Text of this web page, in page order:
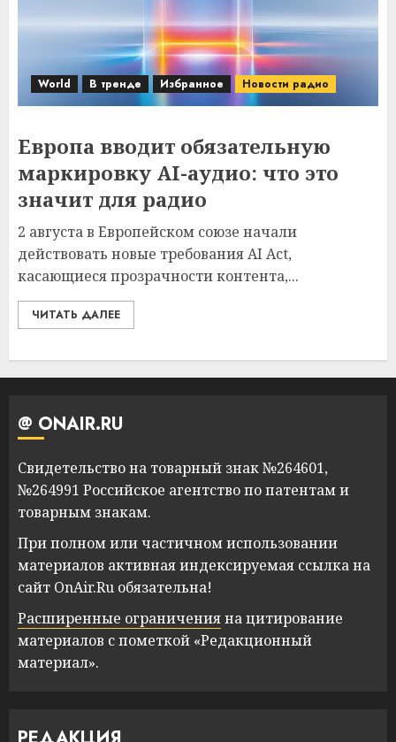
World В тренде Избранное Новости радио
Европа вводит обязательную
маркировку AI-аудио: что это
значит для радио
2 августа в Европейском союзе начали
действовать новые требования AI Act,
касающиеся прозрачности контента,...
ЧИТАТЬ ДАЛЕЕ
@ ONAIR.RU
Свидетельство на товарный знак №264601,
№264991 Российское агентство по патентам и
товарным знакам.
При полном или частичном использовании
материалов активная индексируемая ссылка на
сайт OnAir.Ru обязательна!
Расширенные ограниченияна цитирование
материалов с пометкой «Редакционный
материал».